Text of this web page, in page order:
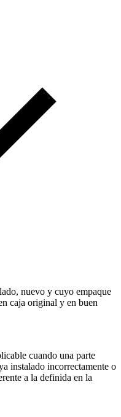
nuevo y cuyo empaque
caja original y en buen
cuando una parte
instalado incorrectamente o
a la definida en la